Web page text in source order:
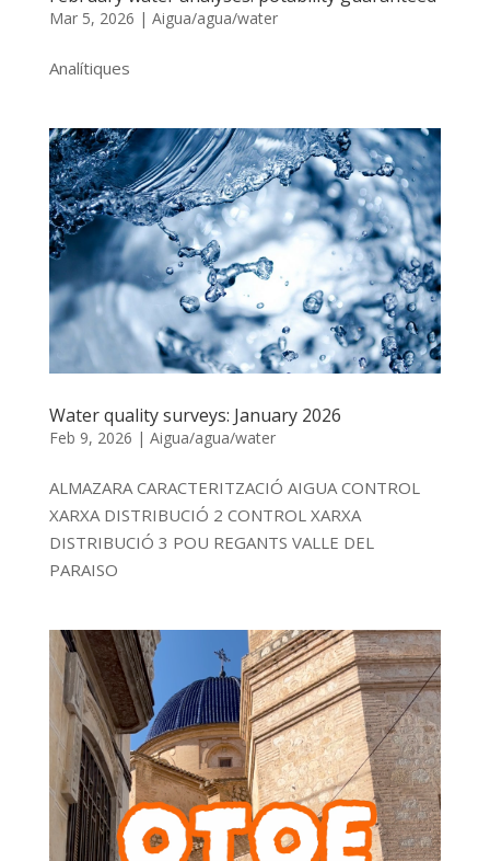
Mar 5, 2026 | Aigua/agua/water
Analítiques
Water quality surveys: January 2026
Feb 9, 2026 | Aigua/agua/water
ALMAZARA CARACTERITZACIÓ AIGUA CONTROL
XARXA DISTRIBUCIÓ 2 CONTROL XARXA
DISTRIBUCIÓ 3 POU REGANTS VALLE DEL
PARAISO